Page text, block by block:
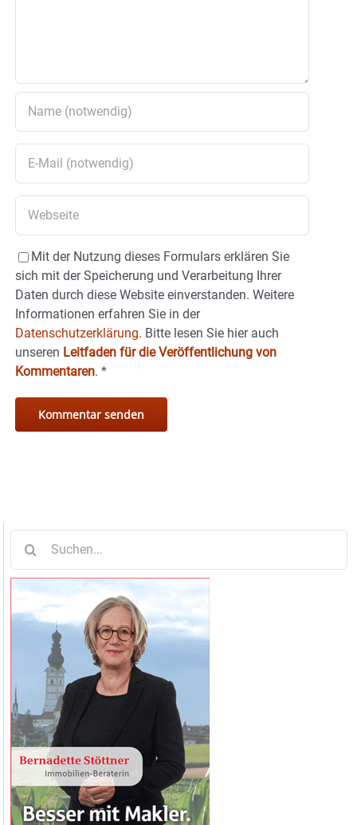
Mit der Nutzung dieses Formulars erklären Sie
sich mit der Speicherung und Verarbeitung Ihrer
Daten durch diese Website einverstanden. Weitere
Informationen erfahren Sie in der
Datenschutzerklärung. Bitte lesen Sie hier auch
unseren Leitfaden für die Veröffentlichung von
Kommentaren. *
nach: